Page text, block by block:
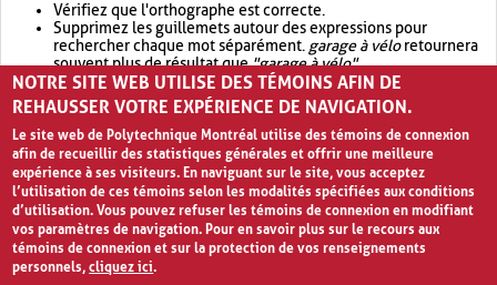
Vérifiez que l'orthographe est correcte.
Supprimez les guillemets autour des expressions pour
rechercher chaque mot séparément. garage à véloretournera
souvent plus de résultat que"garage à vélo".
Envisagez d'élargir votre recherche avec OR.garage OR vélo
retournera souvent plus de résultat quegarage à vélo
NOTRE SITE WEB UTILISE DES TÉMOINS AFIN DE
REHAUSSER VOTRE EXPÉRIENCE DE NAVIGATION.
Le site web de Polytechnique Montréal utilise des témoins de connexion
afin de recueillir des statistiques générales et offrir une meilleure
expérience à ses visiteurs. En naviguant sur le site, vous acceptez
l’utilisation de ces témoins selon les modalités spécifiées aux conditions
d’utilisation. Vous pouvez refuser les témoins de connexion en modifiant
vos paramètres de navigation. Pour en savoir plus sur le recours aux
témoins de connexion et sur la protection de vos renseignements
personnels,cliquez ici.